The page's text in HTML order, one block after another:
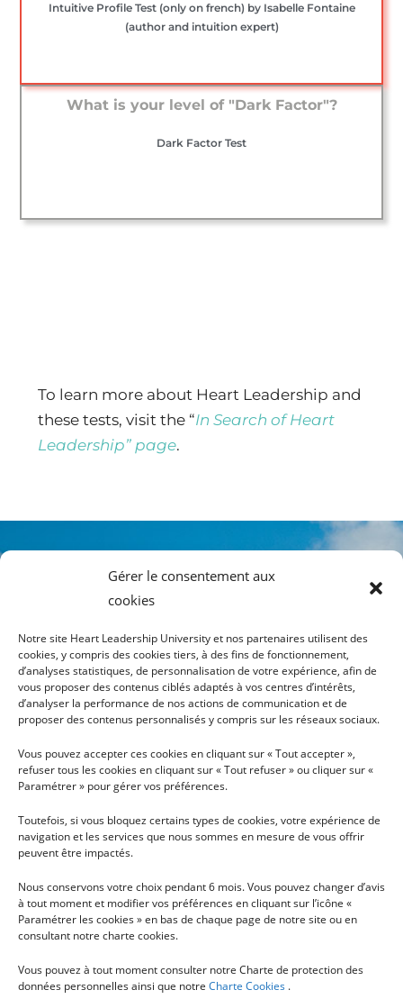
Gérer le consentement aux
cookies
Notre site Heart Leadership University et nos partenaires utilisent des
cookies, y compris des cookies tiers, à des fins de fonctionnement,
d’analyses statistiques, de personnalisation de votre expérience, afin de
vous proposer des contenus ciblés adaptés à vos centres d’intérêts,
d’analyser la performance de nos actions de communication et de
proposer des contenus personnalisés y compris sur les réseaux sociaux.
Vous pouvez accepter ces cookies en cliquant sur « Tout accepter »,
refuser tous les cookies en cliquant sur « Tout refuser » ou cliquer sur «
Paramétrer » pour gérer vos préférences.
Toutefois, si vous bloquez certains types de cookies, votre expérience de
navigation et les services que nous sommes en mesure de vous offrir
peuvent être impactés.
Nous conservons votre choix pendant 6 mois. Vous pouvez changer d’avis
à tout moment et modifier vos préférences en cliquant sur l’icône «
Paramétrer les cookies » en bas de chaque page de notre site ou en
consultant notre charte cookies.
Vous pouvez à tout moment consulter notre Charte de protection des
données personnelles ainsi que notre Charte Cookies .
Intuitive Profile Test (only on french) by Isabelle Fontaine
(author and intuition expert)
What is your level of "Dark Factor"?
Dark Factor Test
To learn more about Heart Leadership and
these tests, visit the “In Search of Heart
Leadership” page.
INFOS
BROCHURE
CONDITIONS GÉNÉRALES
PLAN DU SITE
UNIVERSITY
PARCOURS DU COEUR AUX
RECHERCHE
NOUS SOUTENIR
NOUS CONTACTER